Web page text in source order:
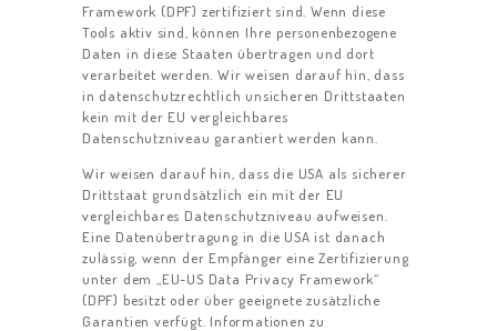
Framework (DPF) zertifiziert sind. Wenn diese
Tools aktiv sind, können Ihre personenbezogene
Daten in diese Staaten übertragen und dort
verarbeitet werden. Wir weisen darauf hin, dass
in datenschutzrechtlich unsicheren Drittstaaten
kein mit der EU vergleichbares
Datenschutzniveau garantiert werden kann.
Wir weisen darauf hin, dass die USA als sicherer
Drittstaat grundsätzlich ein mit der EU
vergleichbares Datenschutzniveau aufweisen.
Eine Datenübertragung in die USA ist danach
zulässig, wenn der Empfänger eine Zertifizierung
unter dem „EU-US Data Privacy Framework“
(DPF) besitzt oder über geeignete zusätzliche
Garantien verfügt. Informationen zu